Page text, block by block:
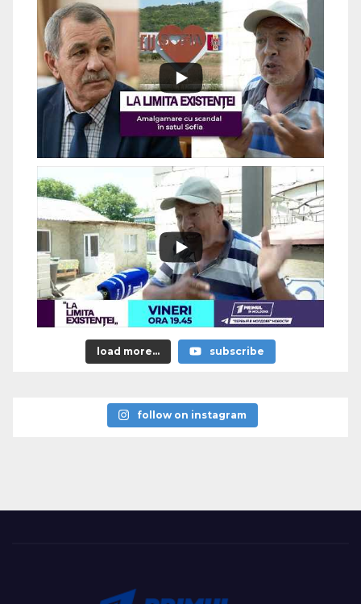
load more... subscribe
follow on instagram